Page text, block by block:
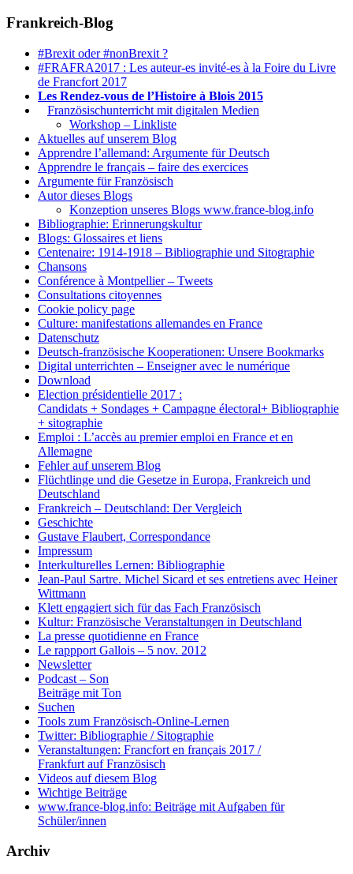
Frankreich-Blog
#Brexit oder #nonBrexit ?
#FRAFRA2017 : Les auteur-es invité-es à la Foire du Livre
de Francfort 2017
Les Rendez-vous de l’Histoire à Blois 2015
Französischunterricht mit digitalen Medien
Workshop – Linkliste
Aktuelles auf unserem Blog
Apprendre l’allemand: Argumente für Deutsch
Apprendre le français – faire des exercices
Argumente für Französisch
Autor dieses Blogs
Konzeption unseres Blogs www.france-blog.info
Bibliographie: Erinnerungskultur
Blogs: Glossaires et liens
Centenaire: 1914-1918 – Bibliographie und Sitographie
Chansons
Conférence à Montpellier – Tweets
Consultations citoyennes
Cookie policy page
Culture: manifestations allemandes en France
Datenschutz
Deutsch-französische Kooperationen: Unsere Bookmarks
Digital unterrichten – Enseigner avec le numérique
Download
Election présidentielle 2017 :
Candidats + Sondages + Campagne électoral+ Bibliographie
+ sitographie
Emploi : L’accès au premier emploi en France et en
Allemagne
Fehler auf unserem Blog
Flüchtlinge und die Gesetze in Europa, Frankreich und
Deutschland
Frankreich – Deutschland: Der Vergleich
Geschichte
Gustave Flaubert, Correspondance
Impressum
Interkulturelles Lernen: Bibliographie
Jean-Paul Sartre. Michel Sicard et ses entretiens avec Heiner
Wittmann
Klett engagiert sich für das Fach Französisch
Kultur: Französische Veranstaltungen in Deutschland
La presse quotidienne en France
Le rappport Gallois – 5 nov. 2012
Newsletter
Podcast – Son
Beiträge mit Ton
Suchen
Tools zum Französisch-Online-Lernen
Twitter: Bibliographie / Sitographie
Veranstaltungen: Francfort en français 2017 /
Frankfurt auf Französisch
Videos auf diesem Blog
Wichtige Beiträge
www.france-blog.info: Beiträge mit Aufgaben für
Schüler/innen
Archiv